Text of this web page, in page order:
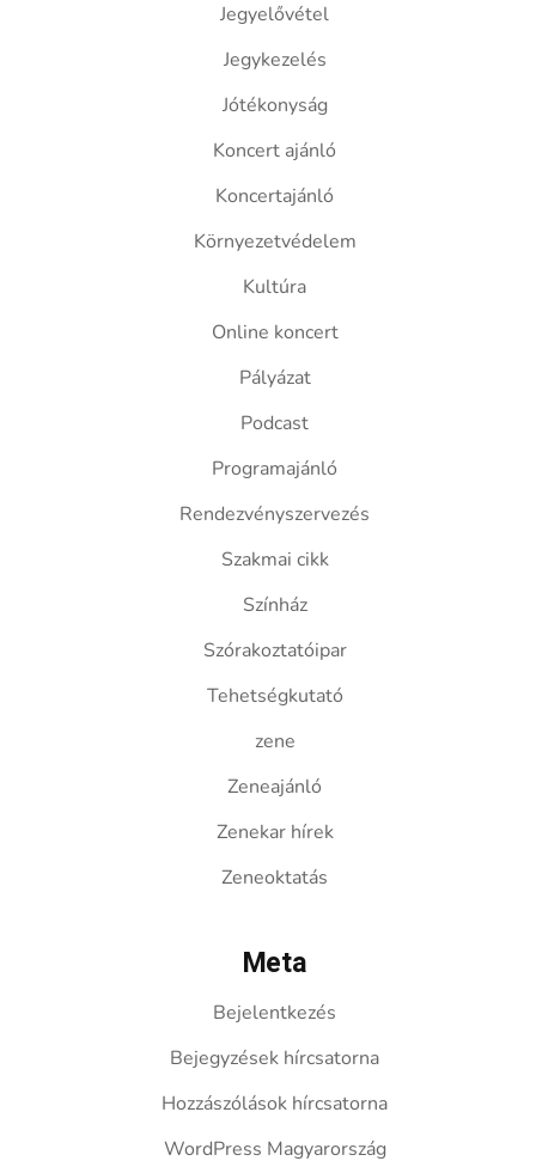
Jegyelővétel
Jegykezelés
Jótékonyság
Koncert ajánló
Koncertajánló
Környezetvédelem
Kultúra
Online koncert
Pályázat
Podcast
Programajánló
Rendezvényszervezés
Szakmai cikk
Színház
Szórakoztatóipar
Tehetségkutató
zene
Zeneajánló
Zenekar hírek
Zeneoktatás
Meta
Bejelentkezés
Bejegyzések hírcsatorna
Hozzászólások hírcsatorna
WordPress Magyarország